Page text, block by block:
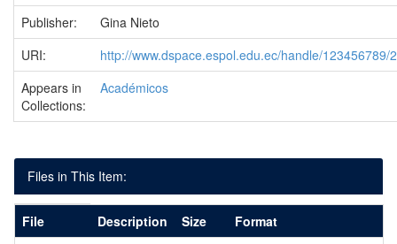
Publisher:
Gina Nieto
URI:
http://www.dspace.espol.edu.ec/handle/123456789/
Appears in
Collections:
Académicos
Files in This Item:
File Description Size
Format